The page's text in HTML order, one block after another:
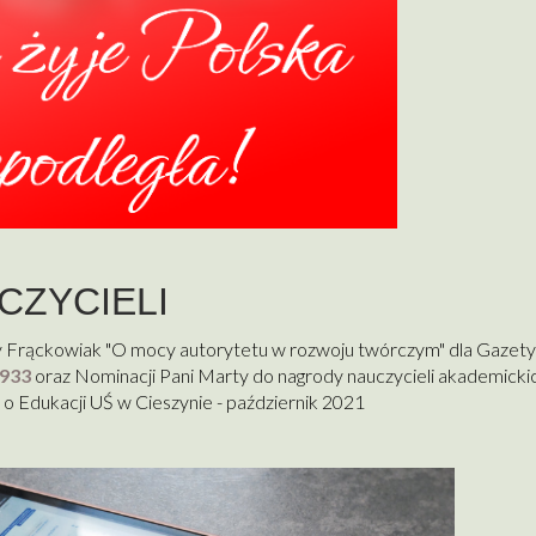
"O mocy autorytetu w rozwoju twórczym" dla Gazety
oraz Nominacji Pani Marty do nagrody nauczycieli
Edukacji UŚ w Cieszynie - październik 2021